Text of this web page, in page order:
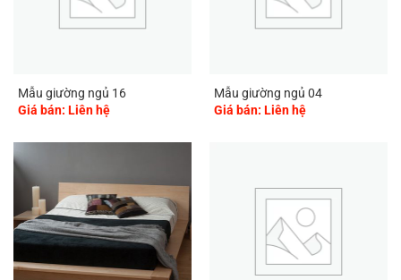
Mẫu giường ngủ 16
Giá bán: Liên hệ
Mẫu giường ngủ 04
Giá bán: Liên hệ